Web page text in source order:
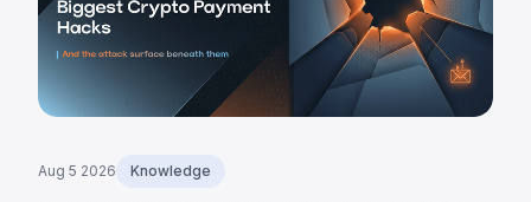
Aug 5 2026 Knowledge